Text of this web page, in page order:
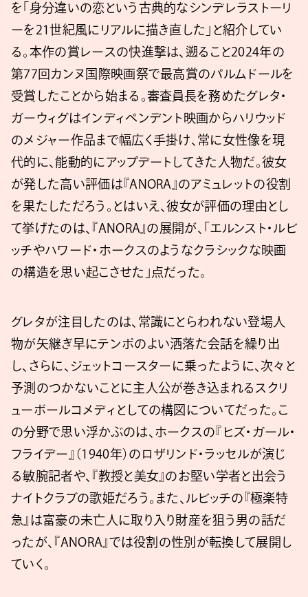
を「身分違いの恋という古典的なシンデレラストーリ
ーを21世紀風にリアルに描き直した」と紹介してい
る。本作の賞レースの快進撃は、遡ること2024年の
第77回カンヌ国際映画祭で最高賞のパルムドールを
受賞したことから始まる。審査員長を務めたグレタ・
ガーウィグはインディペンデント映画からハリウッド
のメジャー作品まで幅広く手掛け、常に女性像を現
代的に、能動的にアップデートしてきた人物だ。彼女
が発した高い評価は『ANORA』のアミュレットの役割
を果たしただろう。とはいえ、彼女が評価の理由とし
て挙げたのは、『ANORA』の展開が、「エルンスト・ルビ
ッチやハワード・ホークスのようなクラシックな映画
の構造を思い起こさせた」点だった。
グレタが注目したのは、常識にとらわれない登場人
物が矢継ぎ早にテンポのよい洒落た会話を繰り出
し、さらに、ジェットコースターに乗ったように、次々と
予測のつかないことに主人公が巻き込まれるスクリ
ューボールコメディとしての構図についてだった。こ
の分野で思い浮かぶのは、ホークスの『ヒズ・ガール・
フライデー』（1940年）のロザリンド・ラッセルが演じ
る敏腕記者や、『教授と美女』のお堅い学者と出会う
ナイトクラブの歌姫だろう。また、ルビッチの『極楽特
急』は富豪の未亡人に取り入り財産を狙う男の話だ
ったが、『ANORA』では役割の性別が転換して展開し
ていく。